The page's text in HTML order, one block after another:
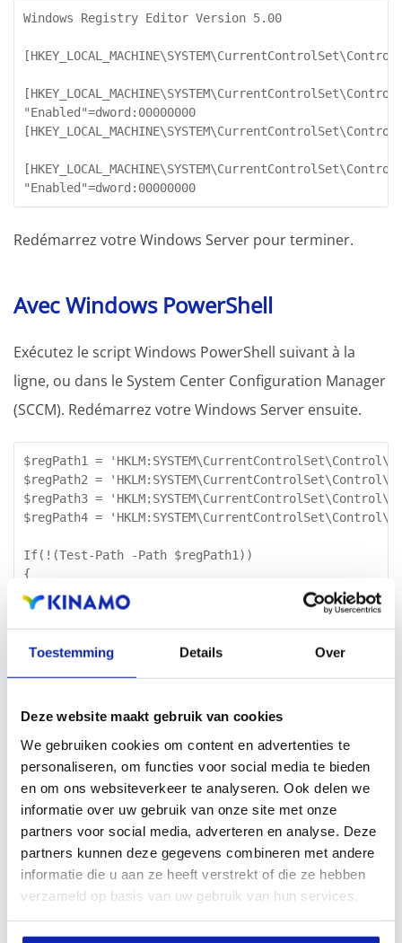
Toestemming Details Over
Deze website maakt gebruik van cookies
We gebruiken cookies om content en advertenties te
personaliseren, om functies voor social media te bieden
en om ons websiteverkeer te analyseren. Ook delen we
informatie over uw gebruik van onze site met onze
partners voor social media, adverteren en analyse. Deze
partners kunnen deze gegevens combineren met andere
informatie die u aan ze heeft verstrekt of die ze hebben
verzameld op basis van uw gebruik van hun services.
Windows Registry Editor Version 5.00
"Enabled"=dword:00000000
"Enabled"=dword:00000000
Redémarrez votre Windows Server pour terminer.
Avec Windows PowerShell
Exécutez le script Windows PowerShell suivant à la
ligne, ou dans le System Center Configuration Manager
(SCCM). Redémarrez votre Windows Server ensuite.
$regPath1 =
$regPath2 =
$regPath3 =
$regPath4 =
If(!(Test-Path -Path $regPath1))
{
New-Item -Path $regPath1 -Force
}
If(!(Test-Path $regPath2))
New-ItemProperty -Path $regPath2 -Name
New-ItemProperty -Path $regPath2 -Name Enabled -
If(!(Test-Path $regPath3))
New-Item -Path $regPath3 -Force
}
If(!(Test-Path $regPath4))
{
New-Item -Path $regPath4 -Force